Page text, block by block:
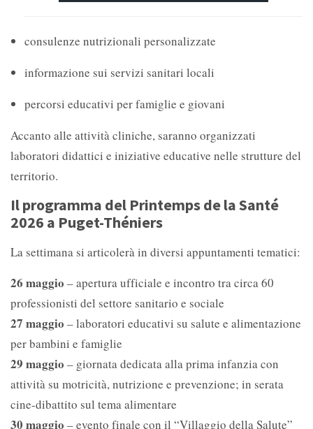
consulenze nutrizionali personalizzate
informazione sui servizi sanitari locali
percorsi educativi per famiglie e giovani
Accanto alle attività cliniche, saranno organizzati
laboratori didattici e iniziative educative nelle strutture del
territorio.
Il programma del Printemps de la Santé
2026 a Puget-Théniers
La settimana si articolerà in diversi appuntamenti tematici:
26 maggio – apertura ufficiale e incontro tra circa 60
professionisti del settore sanitario e sociale
27 maggio – laboratori educativi su salute e alimentazione
per bambini e famiglie
29 maggio – giornata dedicata alla prima infanzia con
attività su motricità, nutrizione e prevenzione; in serata
cine-dibattito sul tema alimentare
30 maggio – evento finale con il “Villaggio della Salute”